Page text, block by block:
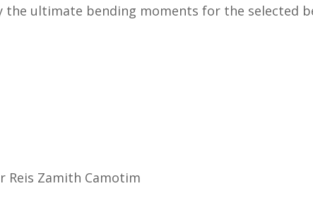
the ultimate bending moments for the selected
Reis Zamith Camotim